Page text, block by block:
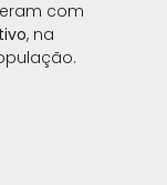
com
, na